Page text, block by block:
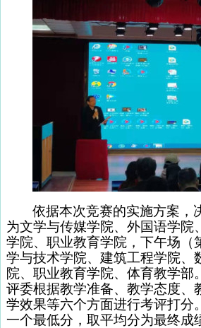
依据本次竞赛的实施方案，
为文学与传媒学院、外国语学
学院、职业教育学院，下午场（
学与技术学院、建筑工程学院、
院、职业教育学院、体育教学
评委根据教学准备、教学态度、
学效果等六个方面进行考评打分
一个最低分，取平均分为最终成